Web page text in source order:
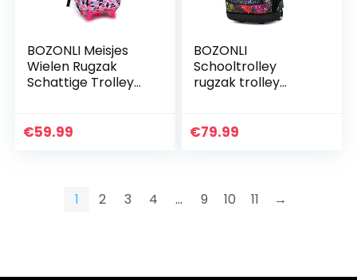
BOZONLI Meisjes
Wielen Rugzak
Schattige Trolley
y
€59.99
BOZONLI
Schooltrolley
rugzak trolley
kleuren Rugzak
€79.99
1 2 3 4 … 9 10 11 →